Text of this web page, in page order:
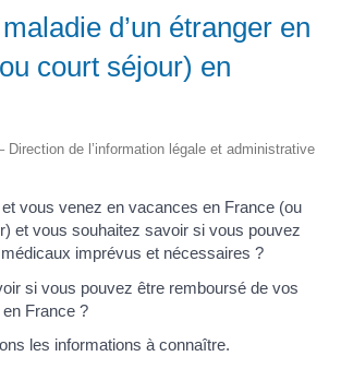
d’un étranger en
court séjour) en
Direction de l’information légale et administrative
vous venez en vacances en France (ou
et vous souhaitez savoir si vous pouvez
imprévus et nécessaires ?
si vous pouvez être remboursé de vos
France ?
les informations à connaître.